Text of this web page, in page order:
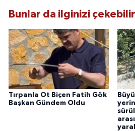
Bunlar da ilginizi çekebilir
Tırpanla Ot Biçen Fatih Gök
Başkan Gündem Oldu